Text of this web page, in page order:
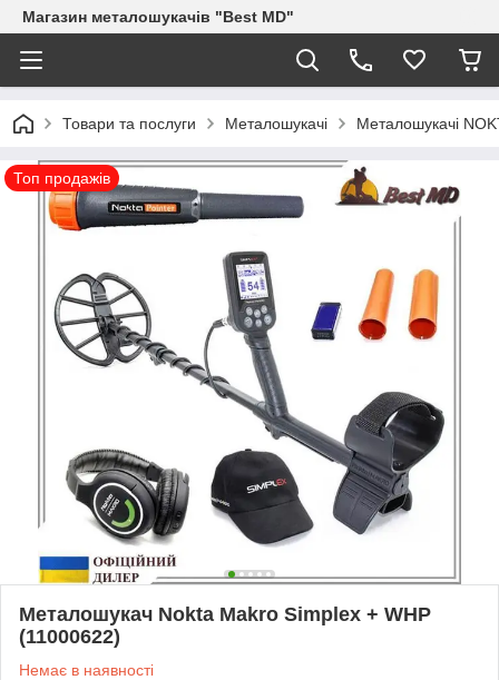
Магазин металошукачів "Best MD"
Товари та послуги Металошукачі Металошукачі
Топ продажів
Металошукач Nokta Makro Simplex + WHP
(11000622)
Немає в наявності